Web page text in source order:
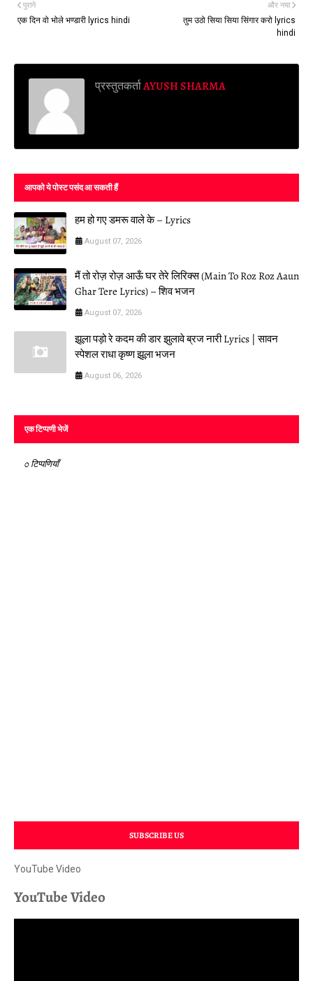
और नया
तुम उठो सिया सिया सिंगार करो lyrics
hindi
पुराने
एक दिन वो भोले भण्डारी lyrics hindi
प्रस्तुतकर्ताAYUSH SHARMA
आपको ये पोस्ट पसंद आ सकती हैं
हम हो गए डमरू वाले के – Lyrics
August 07, 2026
मैं तो रोज़ रोज़ आऊँ घर तेरे लिरिक्स (Main To Roz Roz Aaun
Ghar Tere Lyrics) – शिव भजन
August 07, 2026
झूला पड़ो रे कदम की डार झुलावे ब्रज नारी Lyrics | सावन
स्पेशल राधा कृष्ण झूला भजन
August 06, 2026
एक टिप्पणी भेजें
0 टिप्पणियाँ
SUBSCRIBE US
YouTube Video
YouTube Video